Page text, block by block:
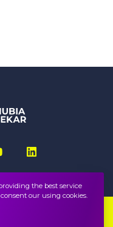
the best service
our using cookies.